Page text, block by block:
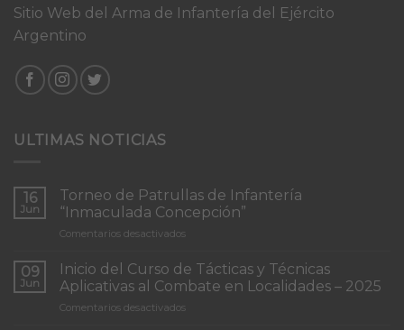
Sitio Web del Arma de Infantería del Ejército
Argentino
ULTIMAS NOTICIAS
16
Jun
Torneo de Patrullas de Infantería
“Inmaculada Concepción”
Comentarios desactivadosen
de
Patrullas
de
Infantería
09
Jun
Inicio del Curso de Tácticas y Técnicas
Aplicativas al Combate en Localidades – 2025
Comentarios desactivadosen